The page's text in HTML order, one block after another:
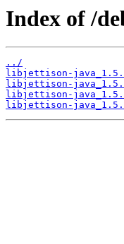
Index of /
../
libjettison-
libjettison-
libjettison-
libjettison-